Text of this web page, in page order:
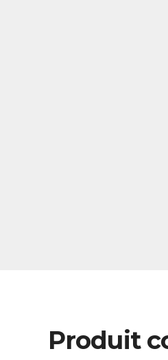
Produit